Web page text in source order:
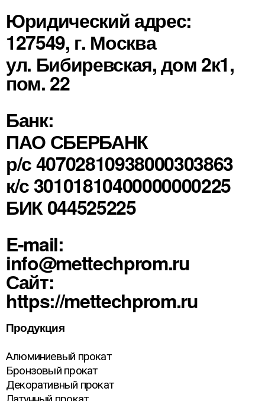
Юридический адрес:
127549, г. Москва
ул. Бибиревская, дом 2к1,
пом. 22
Банк:
ПАО СБЕРБАНК
р/с 40702810938000303863
к/с 30101810400000000225
БИК 044525225
E-mail:
info@mettechprom.ru
Сайт:
https://mettechprom.ru
Продукция
Алюминиевый прокат
Бронзовый прокат
Декоративный прокат